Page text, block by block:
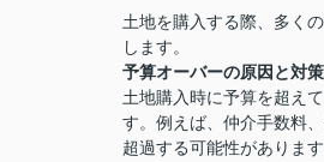
土地を購入する際、多く
します。
予算オーバーの原因と対策
土地購入時に予算を超え
す。例えば、仲介手数料
超過する可能性がありま